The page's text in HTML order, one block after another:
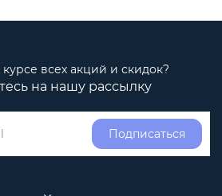
всех акций и скидок?
на нашу рассылку
Подписаться